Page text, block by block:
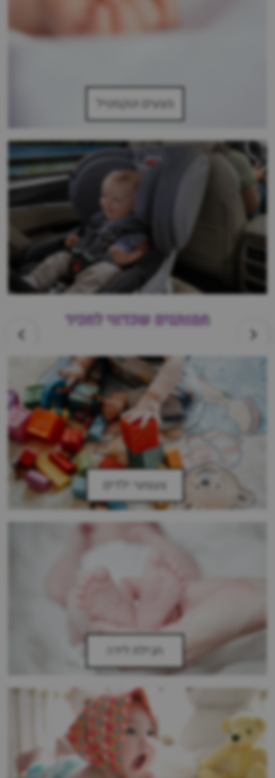
מצעים וטקסטיל
המותגים שכדאי להכיר
צעצועי ילדים
חבילת לידה